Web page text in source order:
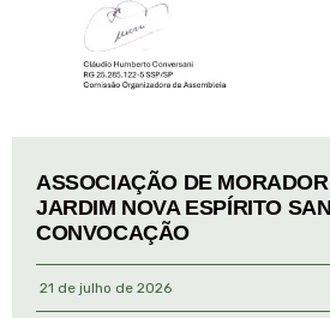
ASSOCIAÇÃO DE
JARDIM NOVA ESPÍRITO
CONVOCAÇÃO
21 de julho de 2026